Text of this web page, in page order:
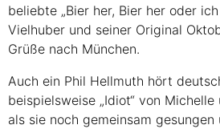
beliebte „Bier her, Bier her oder
Vielhuber und seiner Original
Grüße nach München.
Auch ein Phil Hellmuth hört
beispielsweise „Idiot“ von
als sie noch gemeinsam